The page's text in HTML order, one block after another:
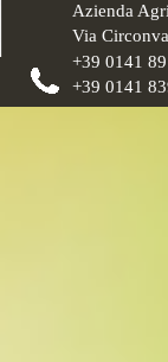
+39 0141
+39 0141
Azienda
Via